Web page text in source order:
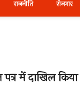
राजनीति रोजगार
पत्र में दाखिल